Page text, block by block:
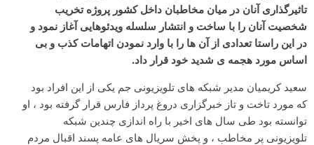
تاثیرگذاری آنان در میان مخاطبان داخل کشور پروژه تخریب
شخصیت آنان را با ساخت و انتشار سلسله ویدئوهایی آغاز نمود و
در این راستا تعدادی از آن ها را با وارد نمودن اتهامات کذب و بی
اساس مورد هجمه ی شدید خود قرار داد.
سعید کریمیان مدیر شبکه های تلویزیونی جم یکی از این افراد بود
که مورد تاخت و تاز خبرگزاری دروغ پرداز فارس قرار گرفته بود ، او
توانسته بود طی سال های اخیر با راه اندازی چندین شبکه
تلویزیونی پر مخاطب ، و پخش سریال های عامه پسند اقبال مردم